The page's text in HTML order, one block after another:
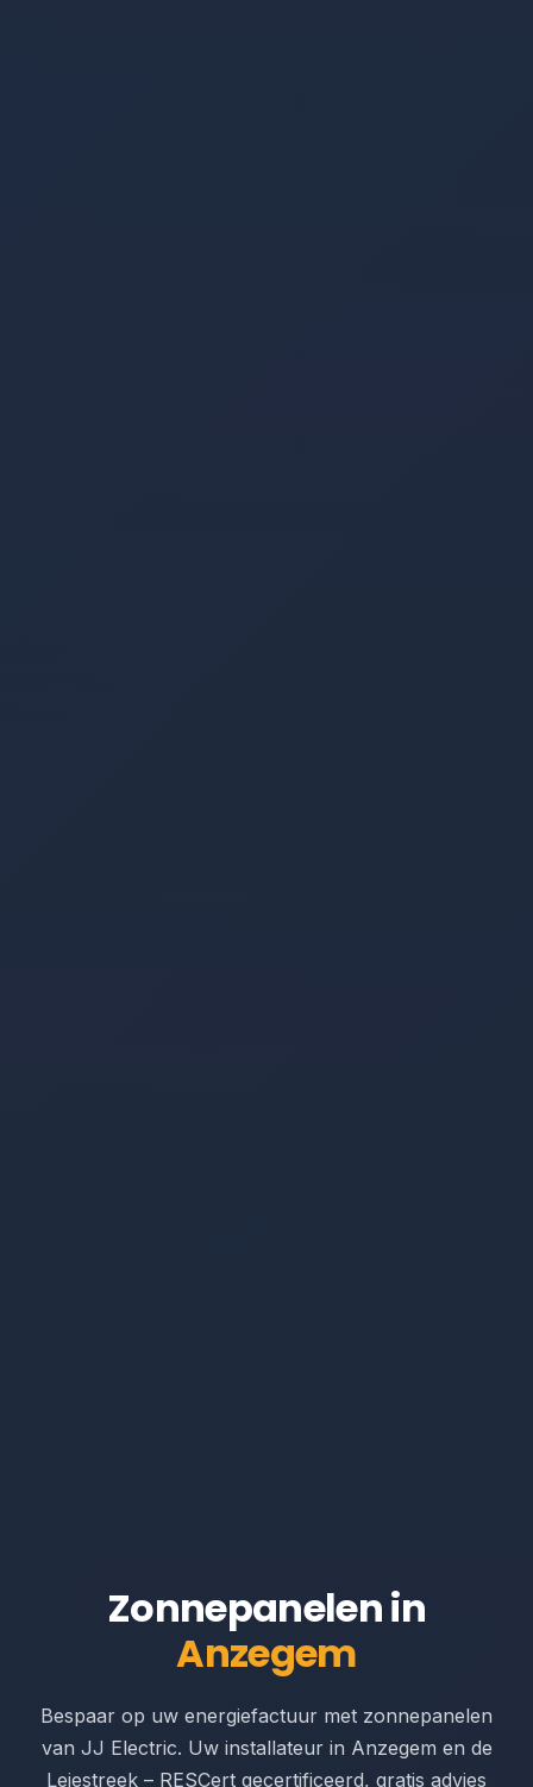
Zonnepanelen in
Anzegem
Bespaar op uw energiefactuur met zonnepanelen
van JJ Electric. Uw installateur in Anzegem en de
Leiestreek – RESCert gecertificeerd, gratis advies